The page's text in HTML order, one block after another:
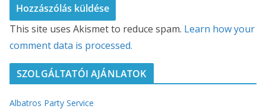
This site uses Akismet to reduce spam. Learn how your
comment data is processed.
SZOLGÁLTATÓI AJÁNLATOK
Albatros Party Service